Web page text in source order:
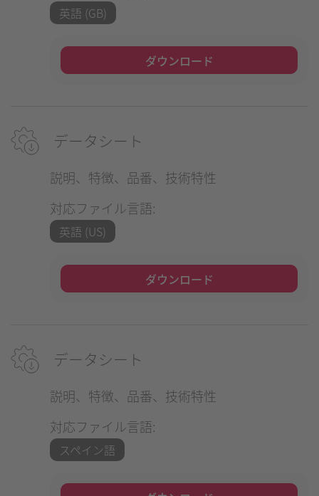
英語 (GB)
ダウンロード
データシート
説明、特徴、品番、技術特性
対応ファイル言語:
英語 (US)
ダウンロード
データシート
説明、特徴、品番、技術特性
対応ファイル言語:
スペイン語